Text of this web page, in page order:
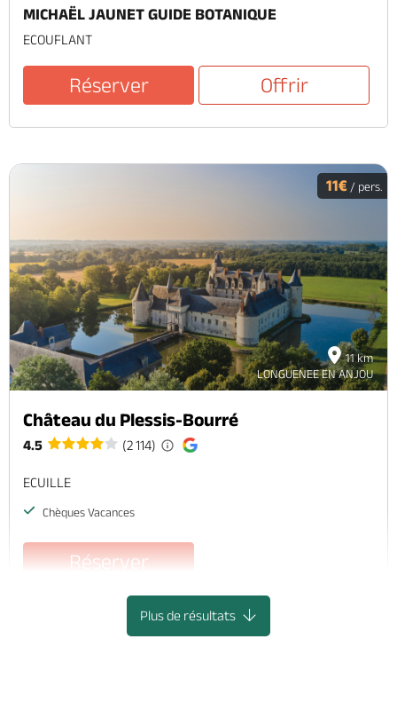
MICHAËL JAUNET GUIDE BOTANIQUE
ECOUFLANT
Réserver Offrir
11 km
LONGUENEE EN ANJOU
11€ / pers.
Château du Plessis-Bourré
4.5 (2 114)
ECUILLE
Chèques Vacances
Réserver
Plus de résultats